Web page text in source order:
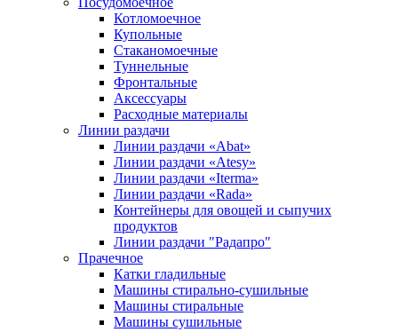
Котломоечное
Купольные
Стаканомоечные
Туннельные
Фронтальные
Аксессуары
Расходные материалы
Линии раздачи
Линии раздачи «Abat»
Линии раздачи «Atesy»
Линии раздачи «Iterma»
Линии раздачи «Rada»
Контейнеры для овощей и сыпучих
продуктов
Линии раздачи "Радапро"
Прачечное
Катки гладильные
Машины стирально-сушильные
Машины стиральные
Машины сушильные